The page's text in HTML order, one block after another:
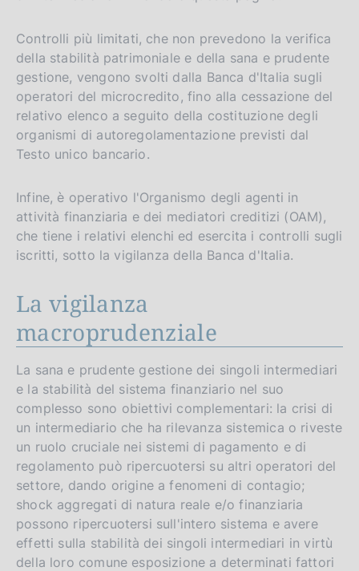
Controlli più limitati, che non prevedono la verifica
della stabilità patrimoniale e della sana e prudente
gestione, vengono svolti dalla Banca d'Italia sugli
operatori del microcredito, fino alla cessazione del
relativo elenco a seguito della costituzione degli
organismi di autoregolamentazione previsti dal
Testo unico bancario.
Infine, è operativo l'Organismo degli agenti in
attività finanziaria e dei mediatori creditizi (OAM),
che tiene i relativi elenchi ed esercita i controlli sugli
iscritti, sotto la vigilanza della Banca d'Italia.
La vigilanza
macroprudenziale
La sana e prudente gestione dei singoli intermediari
e la stabilità del sistema finanziario nel suo
complesso sono obiettivi complementari: la crisi di
un intermediario che ha rilevanza sistemica o riveste
un ruolo cruciale nei sistemi di pagamento e di
regolamento può ripercuotersi su altri operatori del
settore, dando origine a fenomeni di contagio;
shock aggregati di natura reale e/o finanziaria
possono ripercuotersi sull'intero sistema e avere
effetti sulla stabilità dei singoli intermediari in virtù
della loro comune esposizione a determinati fattori